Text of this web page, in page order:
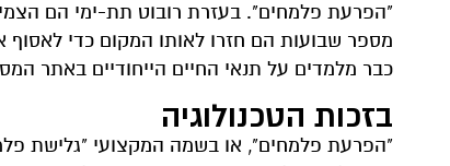
"הפרעת פלמחים". בעזרת רובוט תת-ימי הם
מספר שבועות הם חזרו לאותו המקום כדי
כבר מלמדים על תנאי החיים הייחודיים באתר
בזכות הטכנולוגיה